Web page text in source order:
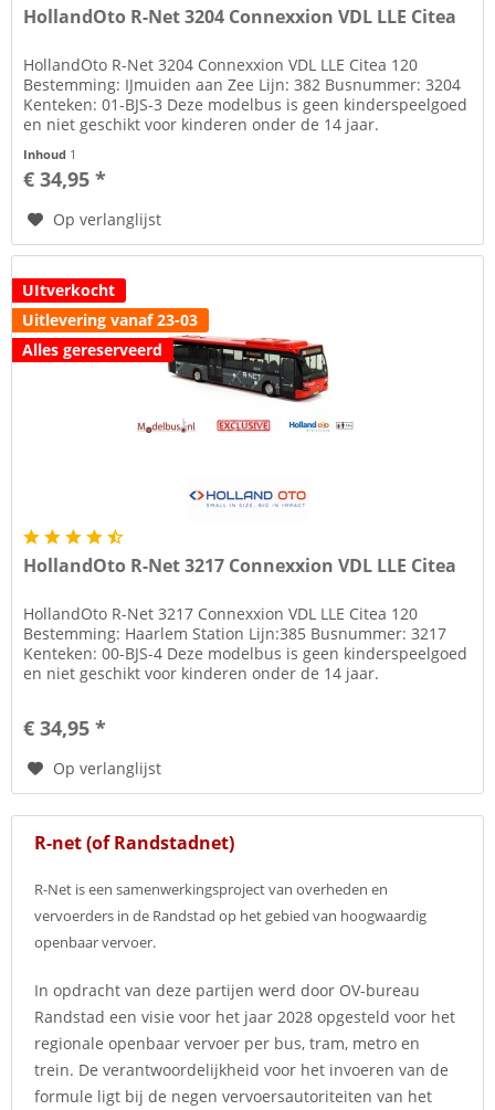
HollandOto R-Net 3204 Connexxion VDL LLE Citea
HollandOto R-Net 3204 Connexxion VDL LLE Citea 120
Bestemming: IJmuiden aan Zee Lijn: 382 Busnummer: 3204
Kenteken: 01-BJS-3 Deze modelbus is geen kinderspeelgoed
en niet geschikt voor kinderen onder de 14 jaar.
Inhoud 1
€ 34,95 *
Op verlanglijst
UItverkocht
Uitlevering vanaf 23-03
Alles gereserveerd
HollandOto R-Net 3217 Connexxion VDL LLE Citea
HollandOto R-Net 3217 Connexxion VDL LLE Citea 120
Bestemming: Haarlem Station Lijn:385 Busnummer: 3217
Kenteken: 00-BJS-4 Deze modelbus is geen kinderspeelgoed
en niet geschikt voor kinderen onder de 14 jaar.
€ 34,95 *
Op verlanglijst
R-net (of Randstadnet)
R-Net is een samenwerkingsproject van overheden en
vervoerders in de Randstad op het gebied van hoogwaardig
openbaar vervoer.
In opdracht van deze partijen werd door OV-bureau
Randstad een visie voor het jaar 2028 opgesteld voor het
regionale openbaar vervoer per bus, tram, metro en
trein. De verantwoordelijkheid voor het invoeren van de
formule ligt bij de negen vervoersautoriteiten van het